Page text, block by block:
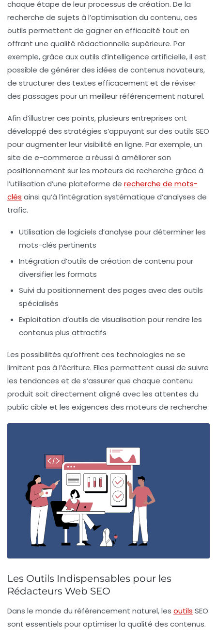
chaque étape de leur processus de création. De la
recherche de sujets à l’optimisation du contenu, ces
outils permettent de gagner en efficacité tout en
offrant une qualité rédactionnelle supérieure. Par
exemple, grâce aux outils d’intelligence artificielle, il est
possible de générer des idées de contenus novateurs,
de structurer des textes efficacement et de réviser
des passages pour un meilleurréférencement naturel.
Afin d’illustrer ces points, plusieurs entreprises ont
développé des stratégies s’appuyant sur des outils SEO
pour augmenter leurvisibilité en ligne. Par exemple, un
site de e-commerce a réussi à améliorer son
positionnement sur les moteurs de recherche grâce à
l’utilisation d’une plateforme de recherche de mots-
clés ainsi qu’à l’intégration systématique d’analyses de
trafic.
Utilisation de logiciels d’analyse pour déterminer les
mots-clés pertinents
Intégration d’outils de création de contenu pour
diversifier les formats
Suivi du positionnement des pages avec des outils
spécialisés
Exploitation d’outils de visualisation pour rendre les
contenus plus attractifs
Les possibilités qu’offrent ces technologies ne se
limitent pas à l’écriture. Elles permettent aussi de suivre
les tendances et de s’assurer que chaque contenu
produit soit directement aligné avec les attentes du
public cible et les exigences des moteurs de recherche.
Les Outils Indispensables pour les
Rédacteurs Web SEO
Dans le monde du référencement naturel, les outils SEO
sont essentiels pour optimiser la qualité des contenus.